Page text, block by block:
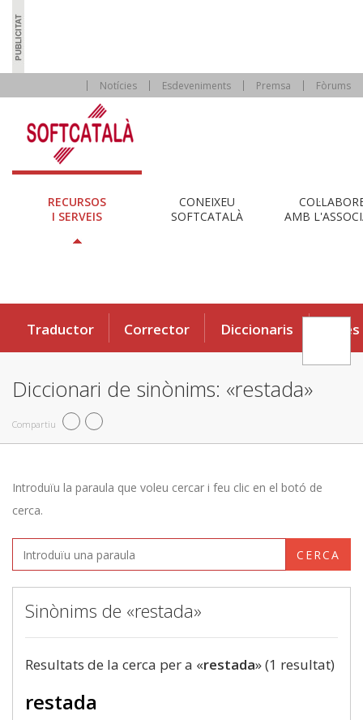
Notícies Esdeveniments Premsa Fòrums
RECURSOS
I SERVEIS
CONEIXEU
SOFTCATALÀ
AMB
Traductor Corrector Diccionaris Eines
Diccionari de sinònims: «restada»
Compartiu
Introduïu la paraula que voleu cercar i feu clic en el botó de
cerca.
CERCA
Sinònims de «restada»
Resultats de la cerca per a «restada» (1 resultat)
restada